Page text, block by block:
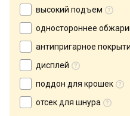
высокий подъем
одностороннее
антипригарное
дисплей
поддон для крошек
отсек для шнура